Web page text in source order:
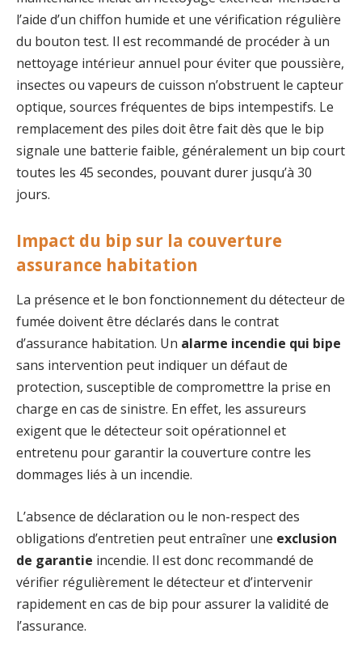
l’aide d’un chiffon humide et une vérification régulière
du bouton test. Il est recommandé de procéder à un
nettoyage intérieur annuel pour éviter que poussière,
insectes ou vapeurs de cuisson n’obstruent le capteur
optique, sources fréquentes de bips intempestifs. Le
remplacement des piles doit être fait dès que le bip
signale une batterie faible, généralement un bip court
toutes les 45 secondes, pouvant durer jusqu’à 30
jours.
Impact du bip sur la couverture
assurance habitation
La présence et le bon fonctionnement du détecteur de
fumée doivent être déclarés dans le contrat
d’assurance habitation. Un alarme incendie qui bipe
sans intervention peut indiquer un défaut de
protection, susceptible de compromettre la prise en
charge en cas de sinistre. En effet, les assureurs
exigent que le détecteur soit opérationnel et
entretenu pour garantir la couverture contre les
dommages liés à un incendie.
L’absence de déclaration ou le non-respect des
obligations d’entretien peut entraîner une exclusion
de garantie incendie. Il est donc recommandé de
vérifier régulièrement le détecteur et d’intervenir
rapidement en cas de bip pour assurer la validité de
l’assurance.